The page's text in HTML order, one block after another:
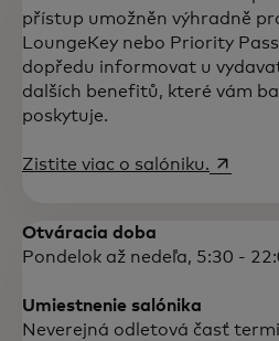
Užite si začiatok svojej
nášho letiskového
Václava Havla Praha.
přístup umožněn výhradně
LoungeKey nebo Priority
dopředu informovat u
dalších benefitů, které vám
poskytuje.
Zistite viac o salóniku. opens
Otváracia doba
Pondelok až nedeľa, 5:30 -
Umiestnenie salónika
Neverejná odletová časť